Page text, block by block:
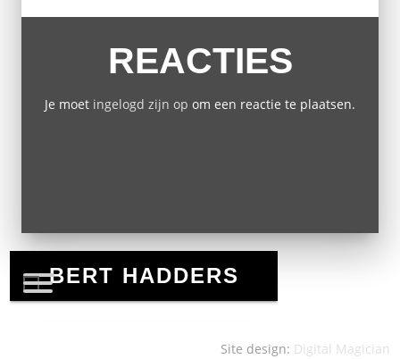
REACTIES
Je moet ingelogd zijn op om een reactie te plaatsen.
Site design: Digital Magician